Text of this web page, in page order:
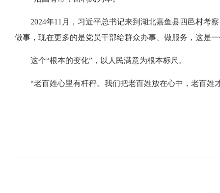
2024年11月，习近平总书记来到湖北嘉鱼县四邑村考
做事，现在更多的是党员干部给群众办事、做服务，这是
这个“根本的变化”，以人民满意为根本标尺。
“老百姓心里有杆秤。我们把老百姓放在心中，老百姓